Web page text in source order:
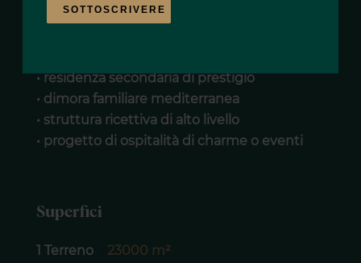
SOTTOSCRIVERE
• residenza secondaria di prestigio
• dimora familiare mediterranea
• struttura ricettiva di alto livello
• progetto di ospitalità di charme o eventi
Superfici
1 Terreno 23000 m²